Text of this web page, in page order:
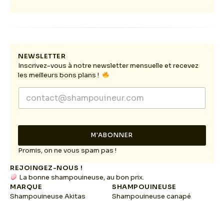
NEWSLETTER
Inscrivez-vous à notre newsletter mensuelle et recevez
les meilleurs bons plans !
E
a
l
M'ABONNER
Promis, on ne vous spam pas !
REJOINGEZ-NOUS !
La bonne shampouineuse, au bon prix.
MARQUE
Shampouineuse Akitas
SHAMPOUINEUSE
Shampouineuse canapé